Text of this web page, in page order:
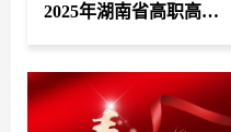
2025年湖南省高职高专思想政治理论课第三场“萌新磨课、骨干练兵”竞赛荣获二等奖两项